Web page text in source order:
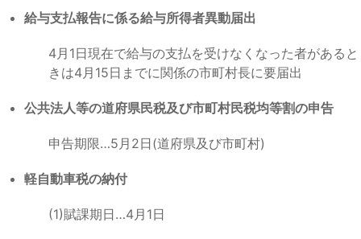
給与支払報告に係る給与所得者異動届出
4月1日現在で給与の支払を受けなくなった者があると
きは4月15日までに関係の市町村長に要届出
公共法人等の道府県民税及び市町村民税均等割の申告
申告期限…5月2日(道府県及び市町村)
軽自動車税の納付
(1)賦課期日…4月1日